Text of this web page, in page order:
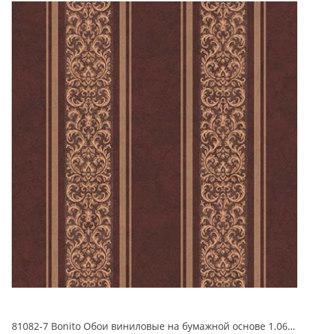
81082-7 Bonito Обои виниловые на бумажной основе 1.06*15.5